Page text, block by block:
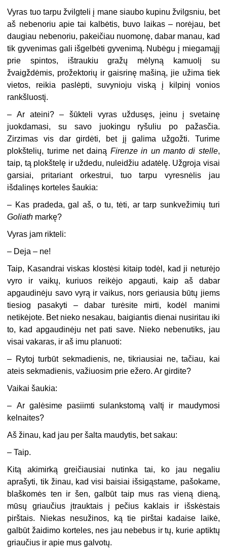
Vyras tuo tarpu žvilgteli į mane siaubo kupinu žvilgsniu, bet
aš nebenoriu apie tai kalbėtis, buvo laikas – norėjau, bet
daugiau nebenoriu, pakeičiau nuomonę, dabar manau, kad
tik gyvenimas gali išgelbėti gyvenimą. Nubėgu į miegamąjį
prie spintos, ištraukiu gražų mėlyną kamuolį su
žvaigždėmis, prožektorių ir gaisrinę mašiną, jie užima tiek
vietos, reikia paslėpti, suvynioju viską į kilpinį vonios
rankšluostį.
–Ar ateini? – šūkteli vyras uždusęs, įeinu į svetainę
juokdamasi, su savo juokingu ryšuliu po pažasčia.
Zirzimas vis dar girdėti, bet jį galima užgožti. Turime
plokštelių, turime net dainą Firenze in un manto di stelle,
taip, tą plokštelę ir uždedu, nuleidžiu adatėlę. Užgroja visai
garsiai, pritariant orkestrui, tuo tarpu vyresnėlis jau
išdalinęs korteles šaukia:
– Kas pradeda, gal aš, o tu, tėti, ar tarp sunkvežimių turi
Goliath markę?
Vyras jam rikteli:
– Deja – ne!
Taip, Kasandrai viskas klostėsi kitaip todėl, kad ji neturėjo
vyro ir vaikų, kuriuos reikėjo apgauti, kaip aš dabar
apgaudinėju savo vyrą ir vaikus, nors geriausia būtų jiems
tiesiog pasakyti – dabar turėsite mirti, kodėl manimi
netikėjote. Bet nieko nesakau, baigiantis dienai nusiritau iki
to, kad apgaudinėju net pati save. Nieko nebenutiks, jau
visai vakaras, ir aš imu planuoti:
– Rytoj turbūt sekmadienis, ne, tikriausiai ne, tačiau, kai
ateis sekmadienis, važiuosim prie ežero. Ar girdite?
Vaikai šaukia:
– Ar galėsime pasiimti sulankstomą valtį ir maudymosi
kelnaites?
Aš žinau, kad jau per šalta maudytis, bet sakau:
–Taip.
Kitą akimirką greičiausiai nutinka tai, ko jau negaliu
aprašyti, tik žinau, kad visi baisiai išsigąstame, pašokame,
blaškomės ten ir šen, galbūt taip mus ras vieną dieną,
mūsų griaučius įtrauktais į pečius kaklais ir išskėstais
pirštais. Niekas nesužinos, ką tie pirštai kadaise laikė,
galbūt žaidimo korteles, nes jau nebebus ir tų, kurie aptiktų
griaučius ir apie mus galvotų.